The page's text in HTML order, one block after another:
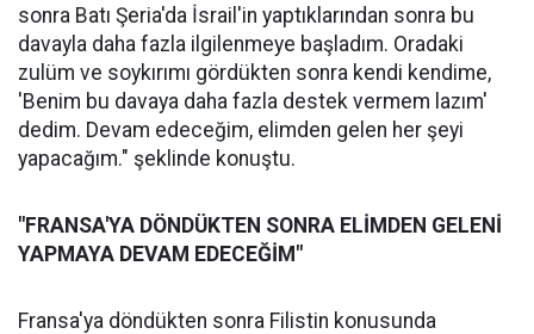
sonra Batı Şeria'da İsrail'in yaptıklarından sonra bu
davayla daha fazla ilgilenmeye başladım. Oradaki
zulüm ve soykırımı gördükten sonra kendi kendime,
'Benim bu davaya daha fazla destek vermem lazım'
dedim. Devam edeceğim, elimden gelen her şeyi
yapacağım." şeklinde konuştu.
"FRANSA'YA DÖNDÜKTEN SONRA ELİMDEN GELENİ
YAPMAYA DEVAM EDECEĞİM"
Fransa'ya döndükten sonra Filistin konusunda